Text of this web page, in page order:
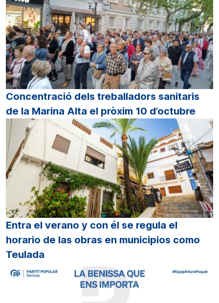
Concentració dels treballadors sanitaris
de la Marina Alta el pròxim 10 d’octubre
Entra el verano y con él se regula el
horario de las obras en municipios como
Teulada